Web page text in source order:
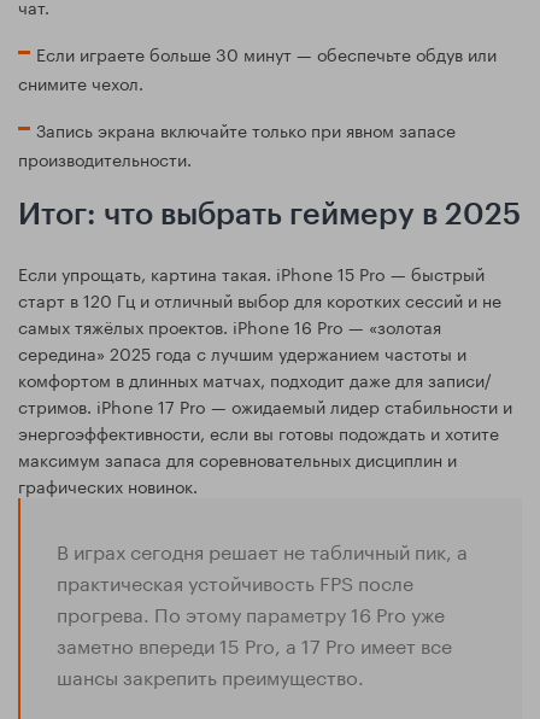
чат.
Если играете больше 30 минут — обеспечьте обдув или
снимите чехол.
Запись экрана включайте только при явном запасе
производительности.
Итог: что выбрать геймеру в 2025
Если упрощать, картина такая. iPhone 15 Pro — быстрый
старт в 120 Гц и отличный выбор для коротких сессий и не
самых тяжёлых проектов. iPhone 16 Pro — «золотая
середина» 2025 года с лучшим удержанием частоты и
комфортом в длинных матчах, подходит даже для записи/
стримов. iPhone 17 Pro — ожидаемый лидер стабильности и
энергоэффективности, если вы готовы подождать и хотите
максимум запаса для соревновательных дисциплин и
графических новинок.
В играх сегодня решает не табличный пик, а
практическая устойчивость FPS после
прогрева. По этому параметру 16 Pro уже
заметно впереди 15 Pro, а 17 Pro имеет все
шансы закрепить преимущество.